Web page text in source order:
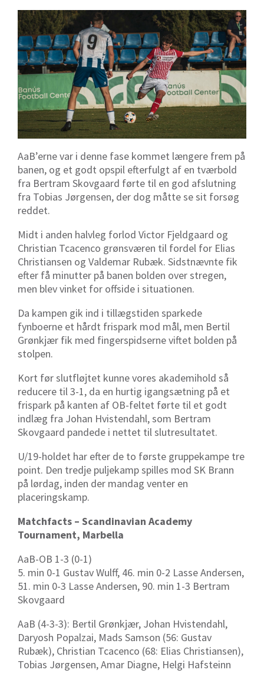
AaB’erne var i denne fase kommet længere frem på
banen, og et godt opspil efterfulgt af en tværbold
fra Bertram Skovgaard førte til en god afslutning
fra Tobias Jørgensen, der dog måtte se sit forsøg
reddet.
Midt i anden halvleg forlod Victor Fjeldgaard og
Christian Tcacenco grønsværen til fordel for Elias
Christiansen og Valdemar Rubæk. Sidstnævnte fik
efter få minutter på banen bolden over stregen,
men blev vinket for offside i situationen.
Da kampen gik ind i tillægstiden sparkede
fynboerne et hårdt frispark mod mål, men Bertil
Grønkjær fik med fingerspidserne viftet bolden på
stolpen.
Kort før slutfløjtet kunne vores akademihold så
reducere til 3-1, da en hurtig igangsætning på et
frispark på kanten af OB-feltet førte til et godt
indlæg fra Johan Hvistendahl, som Bertram
Skovgaard pandede i nettet til slutresultatet.
U/19-holdet har efter de to første gruppekampe tre
point. Den tredje puljekamp spilles mod SK Brann
på lørdag, inden der mandag venter en
placeringskamp.
Matchfacts – Scandinavian Academy
Tournament, Marbella
AaB-OB 1-3 (0-1)
5. min 0-1 Gustav Wulff, 46. min 0-2 Lasse Andersen,
51. min 0-3 Lasse Andersen, 90. min 1-3 Bertram
Skovgaard
AaB (4-3-3): Bertil Grønkjær, Johan Hvistendahl,
Daryosh Popalzai, Mads Samson (56: Gustav
Rubæk), Christian Tcacenco (68: Elias Christiansen),
Tobias Jørgensen, Amar Diagne, Helgi Hafsteinn